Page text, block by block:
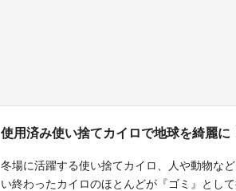
使用済み使い捨てカイロで地球を綺麗に
冬場に活躍する使い捨てカイロ、人や動物な
い終わったカイロのほとんどが『ゴミ』とし